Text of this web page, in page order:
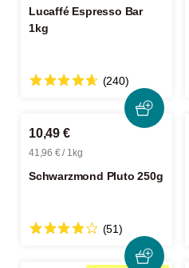
Lucaffé Espresso Bar
1kg
(240)
10,49 €
41,96 € / 1kg
Schwarzmond Pluto 250g
(51)